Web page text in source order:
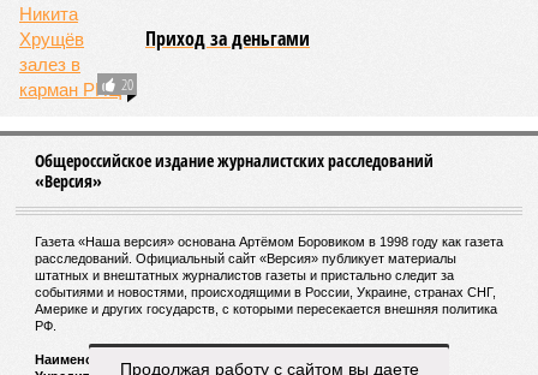
20
Приход за деньгами
Общероссийское издание журналистских расследований
«Версия»
Газета «Наша версия» основана Артёмом Боровиком в 1998 году как газета
расследований. Официальный сайт «Версия» публикует материалы
штатных и внештатных журналистов газеты и пристально следит за
событиями и новостями, происходящими в России, Украине, странах СНГ,
Америке и других государств, с которыми пересекается внешняя политика
РФ.
Наименование:Продолжая работу с сайтом вы даете